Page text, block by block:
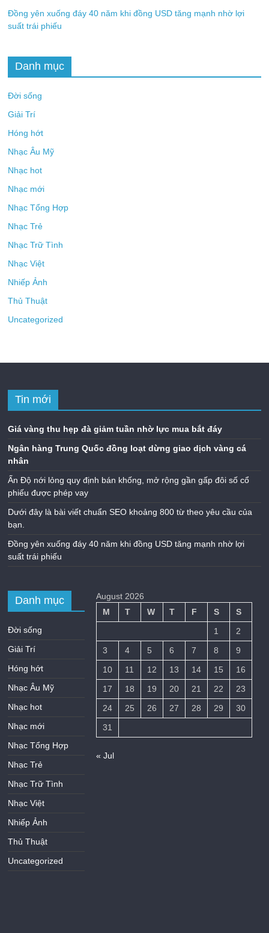
Đồng yên xuống đáy 40 năm khi đồng USD tăng mạnh nhờ lợi
suất trái phiếu
Danh mục
Đời sống
Giải Trí
Hóng hớt
Nhạc Âu Mỹ
Nhạc hot
Nhạc mới
Nhạc Tổng Hợp
Nhạc Trẻ
Nhạc Trữ Tình
Nhạc Việt
Nhiếp Ảnh
Thủ Thuật
Uncategorized
Tin mới
Giá vàng thu hẹp đà giảm tuần nhờ lực mua bắt đáy
Ngân hàng Trung Quốc đồng loạt dừng giao dịch vàng cá
nhân
Ấn Độ nới lỏng quy định bán khống, mở rộng gần gấp đôi số cổ
phiếu được phép vay
Dưới đây là bài viết chuẩn SEO khoảng 800 từ theo yêu cầu của
bạn.
Đồng yên xuống đáy 40 năm khi đồng USD tăng mạnh nhờ lợi
suất trái phiếu
Danh mục
Đời sống
Giải Trí
Hóng hớt
Nhạc Âu Mỹ
Nhạc hot
Nhạc mới
Nhạc Tổng Hợp
Nhạc Trẻ
Nhạc Trữ Tình
Nhạc Việt
Nhiếp Ảnh
Thủ Thuật
Uncategorized
August 2026
M
T W T F S
S
1
2
3
4 5 6 7 8
9
10
11 12 13 14 15
16
17
18 19 20 21 22
23
24
25 26 27 28 29
30
31
« Jul